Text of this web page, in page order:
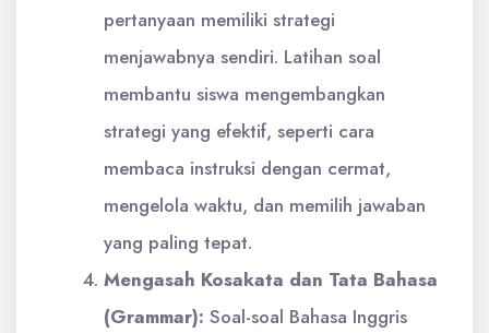
pertanyaan memiliki strategi
menjawabnya sendiri. Latihan soal
membantu siswa mengembangkan
strategi yang efektif, seperti cara
membaca instruksi dengan cermat,
mengelola waktu, dan memilih jawaban
yang paling tepat.
Mengasah Kosakata dan Tata Bahasa
(Grammar): Soal-soal Bahasa Inggris